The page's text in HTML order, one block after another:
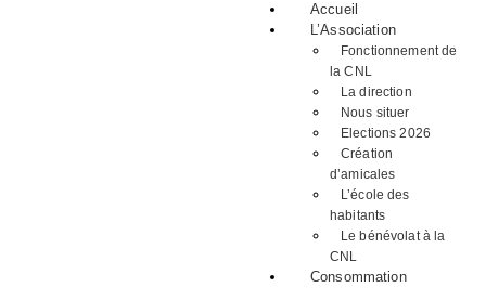
Accueil
L’Association
Fonctionnement de
la CNL
La direction
Nous situer
Elections 2026
Création
d’amicales
L’école des
habitants
Le bénévolat à la
CNL
Consommation